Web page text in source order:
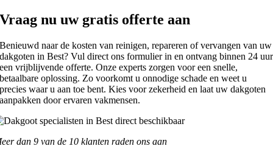
Vraag nu uw gratis offerte aan
Benieuwd naar de kosten van reinigen, repareren of vervangen van uw
dakgoten in Best? Vul direct ons formulier in en ontvang binnen 24 uur
een vrijblijvende offerte. Onze experts zorgen voor een snelle,
betaalbare oplossing. Zo voorkomt u onnodige schade en weet u
precies waar u aan toe bent. Kies voor zekerheid en laat uw dakgoten
aanpakken door ervaren vakmensen.
dan 9 van de 10 klanten raden ons aan